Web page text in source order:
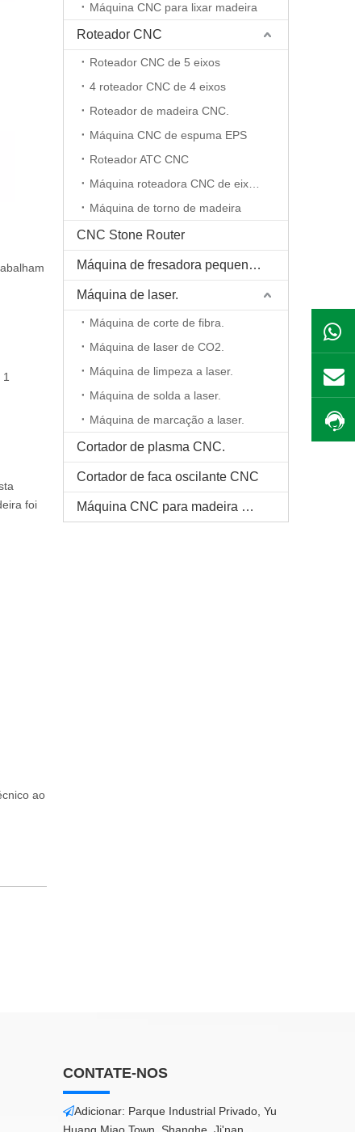
foi
ao
Máquina CNC para lixar madeira
Roteador CNC
Roteador CNC de 5 eixos
4 roteador CNC de 4 eixos
Roteador de madeira CNC.
Máquina CNC de espuma EPS
Roteador ATC CNC
Máquina de torno de madeira
CNC Stone Router
Máquina de fresadora pequena CNC
Máquina de laser.
Máquina de corte de fibra.
Máquina de laser de CO2.
Máquina de limpeza a laser.
Máquina de solda a laser.
Máquina de marcação a laser.
Cortador de plasma CNC.
Cortador de faca oscilante CNC
Máquina CNC para madeira maciça
CONTATE-NOS
Adicionar: Parque Industrial Privado, Yu